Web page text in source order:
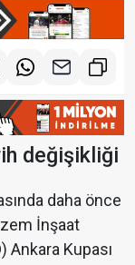
değişikliği
daha önce
İnşaat
Ankara Kupası